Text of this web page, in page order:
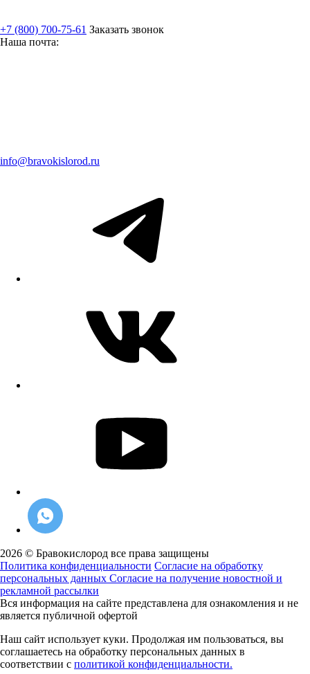
+7 (800) 700-75-61 Заказать звонок
Наша почта:
info@bravokislorod.ru
2026 © Бравокислород все права защищены
Политика конфиденциальности Согласие на обработку
персональных данных Согласие на получение новостной и
рекламной рассылки
Вся информация на сайте представлена для ознакомления и не
является публичной офертой
Наш сайт использует куки. Продолжая им пользоваться, вы
соглашаетесь на обработку персональных данных в
соответствии с политикой конфиденциальности.